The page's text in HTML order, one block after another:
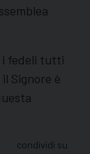
i fedeli tutti
Signore è
condividi su